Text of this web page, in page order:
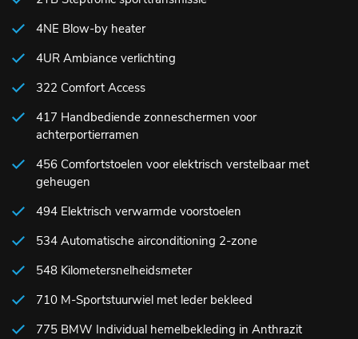
4NE Blow-by heater
4UR Ambiance verlichting
322 Comfort Access
417 Handbediende zonneschermen voor
achterportierramen
456 Comfortstoelen voor elektrisch verstelbaar met
geheugen
494 Elektrisch verwarmde voorstoelen
534 Automatische airconditioning 2-zone
548 Kilometersnelheidsmeter
710 M-Sportstuurwiel met leder bekleed
775 BMW Individual hemelbekleding in Anthrazit